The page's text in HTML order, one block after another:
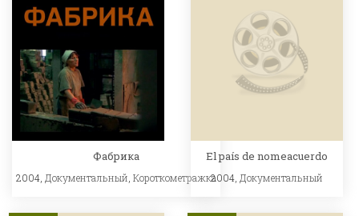
Фабрика
2004, Документальный, Короткометражка
El país de nomeacuerdo
2004,Документальный